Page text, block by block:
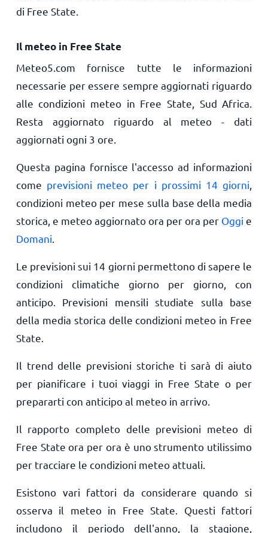
di Free State.
Il meteo in Free State
Meteo5.com fornisce tutte le informazioni
necessarie per essere sempre aggiornati riguardo
alle condizioni meteo in Free State, Sud Africa.
Resta aggiornato riguardo al meteo - dati
aggiornati ogni 3 ore.
Questa pagina fornisce l'accesso ad informazioni
come previsioni meteo per i prossimi 14 giorni
condizioni meteo per mese sulla base della media
storica, e meteo aggiornato ora per ora per Oggi e
Domani
Le previsioni sui 14 giorni permettono di sapere le
condizioni climatiche giorno per giorno, con
anticipo. Previsioni mensili studiate sulla base
della media storica delle condizioni meteo in Free
State.
Il trend delle previsioni storiche ti sarà di aiuto
per pianificare i tuoi viaggi in Free State o per
prepararti con anticipo al meteo in arrivo.
Il rapporto completo delle previsioni meteo di
Free State ora per ora è uno strumento utilissimo
per tracciare le condizioni meteo attuali.
Esistono vari fattori da considerare quando si
osserva il meteo in Free State. Questi fattori
includono il periodo dell'anno, la stagione,